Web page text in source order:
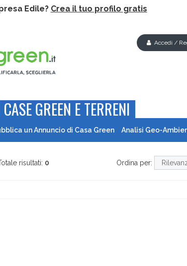
Edile? Crea il tuo profilo gratis
Accedi /
CASE GREEN E TERRENI
un Annuncio di Casa Green Analisi Geo-
risultati: 0 Ordina per: